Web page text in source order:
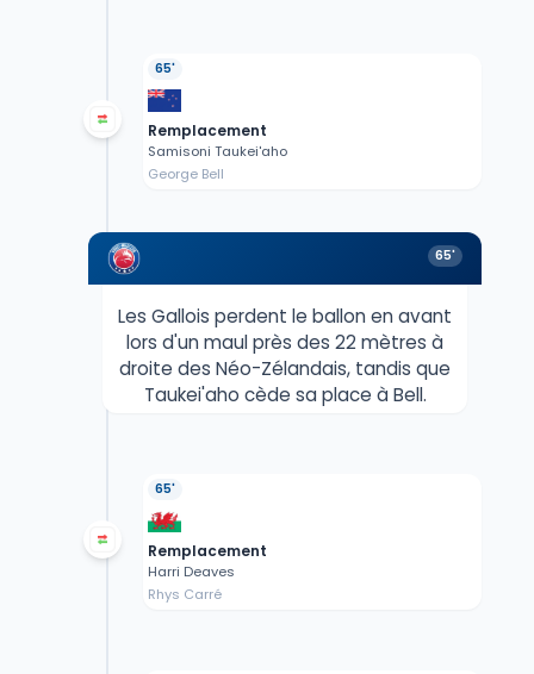
65'
Remplacement
Samisoni Taukei'aho
George Bell
65'
Les Gallois perdent le ballon en avant
lors d'un maul près des 22 mètres à
droite des Néo-Zélandais, tandis que
Taukei'aho cède sa place à Bell.
65'
Remplacement
Harri Deaves
Rhys Carré